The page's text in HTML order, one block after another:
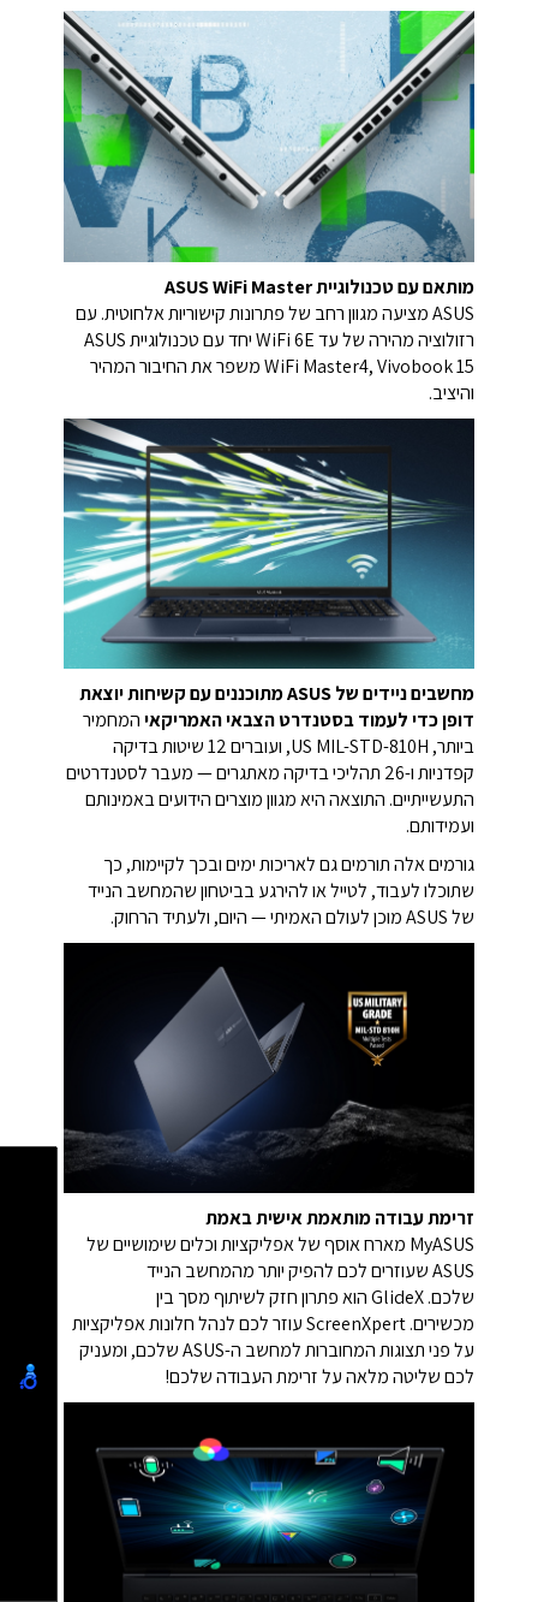
מותאם עם טכנולוגיית ASUS WiFi Master
ASUS מציעה מגוון רחב של פתרונות קישוריות אלחוטית. עם
רזולוציה מהירה של עד WiFi 6E יחד עם טכנולוגיית ASUS
WiFi Master4, Vivobook 15 משפר את החיבור המהיר
והיציב.
מחשבים ניידים של ASUS מתוכננים עם קשיחות יוצאת
דופן כדי לעמוד בסטנדרט הצבאי האמריקאיהמחמיר
ביותר, US MIL-STD-810H, ועוברים 12 שיטות בדיקה
קפדניות ו-26 תהליכי בדיקה מאתגרים — מעבר לסטנדרטים
התעשייתיים. התוצאה היא מגוון מוצרים הידועים באמינותם
ועמידותם.
גורמים אלה תורמים גם לאריכות ימים ובכך לקיימות, כך
שתוכלו לעבוד, לטייל או להירגע בביטחון שהמחשב הנייד
של ASUS מוכן לעולם האמיתי — היום, ולעתיד הרחוק.
זרימת עבודה מותאמת אישית באמת
MyASUS מארח אוסף של אפליקציות וכלים שימושיים של
ASUS שעוזרים לכם להפיק יותר מהמחשב הנייד
שלכם. GlideX הוא פתרון חזק לשיתוף מסך בין
מכשירים. ScreenXpert עוזר לכם לנהל חלונות אפליקציות
על פני תצוגות המחוברות למחשב ה-ASUS שלכם, ומעניק
לכם שליטה מלאה על זרימת העבודה שלכם!